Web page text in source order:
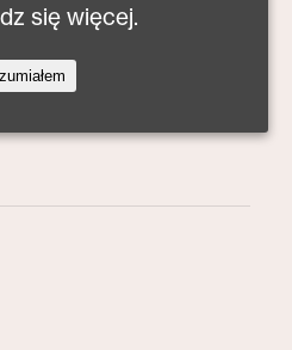
się więcej.